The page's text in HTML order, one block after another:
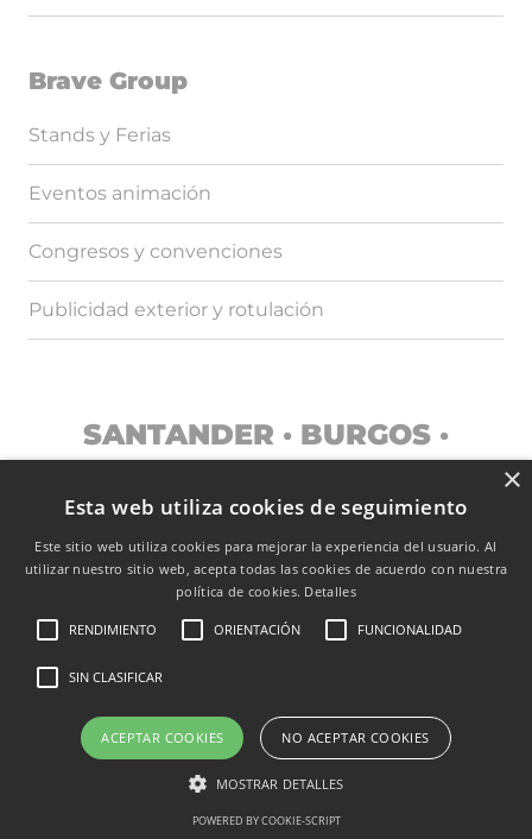
Brave Group
Stands y Ferias
Eventos animación
Congresos y convenciones
Publicidad exterior y rotulación
SANTANDER · BURGOS ·
TRANSPARENCIA
© EUROCASTALIA – GRUPO C&C PUBLICIDAD. TODOS LOS
Esta web utiliza cookies de seguimiento
Este sitio web utiliza cookies para mejorar la experiencia del usuario. Al
utilizar nuestro sitio web, acepta todas las cookies de acuerdo con nuestra
política de cookies. Detalles
RENDIMIENTO ORIENTACIÓN FUNCIONALIDAD
SIN CLASIFICAR
ACEPTAR COOKIES NO ACEPTAR COOKIES
MOSTRAR DETALLES
POWERED BY COOKIE-SCRIPT
×